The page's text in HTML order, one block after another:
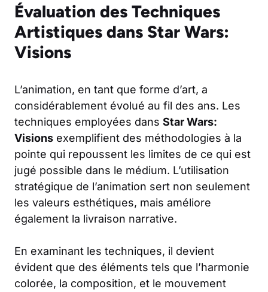
Évaluation des Techniques
Artistiques dans Star Wars:
Visions
L’animation, en tant que forme d’art, a
considérablement évolué au fil des ans. Les
techniques employées dans Star Wars:
Visions exemplifient des méthodologies à la
pointe qui repoussent les limites de ce qui est
jugé possible dans le médium. L’utilisation
stratégique de l’animation sert non seulement
les valeurs esthétiques, mais améliore
également la livraison narrative.
En examinant les techniques, il devient
évident que des éléments tels que l’harmonie
colorée, la composition, et le mouvement